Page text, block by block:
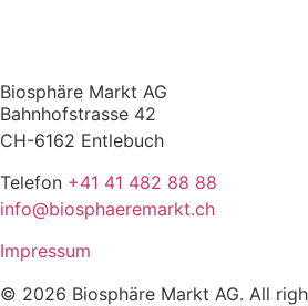
Biosphäre Markt AG
Bahnhofstrasse 42
CH-6162 Entlebuch
Telefon +41 41 482 88 88
info@biosphaeremarkt.ch
Impressum
© 2026 Biosphäre Markt AG. All